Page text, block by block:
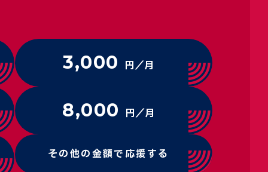
3,000 円／月
8,000 円／月
その他の金額で応援する